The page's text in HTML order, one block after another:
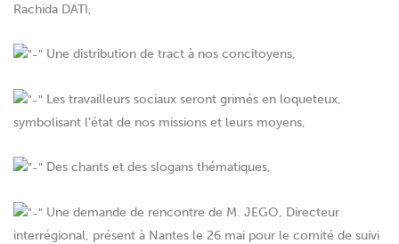
Rachida DATI,
Une distribution de tract à nos concitoyens,
Les travailleurs sociaux seront grimés en loqueteux,
symbolisant l’état de nos missions et leurs moyens,
Des chants et des slogans thématiques,
Une demande de rencontre de M. JEGO, Directeur
interrégional, présent à Nantes le 26 mai pour le comité de suivi